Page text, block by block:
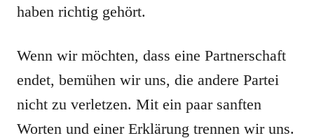
haben richtig gehört.
Wenn wir möchten, dass eine Partnerschaft
endet, bemühen wir uns, die andere Partei
nicht zu verletzen. Mit ein paar sanften
Worten und einer Erklärung trennen wir uns.